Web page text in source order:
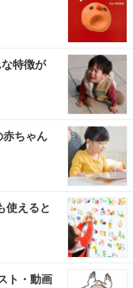
特徴が
赤ちゃん
使えると
ト・動画